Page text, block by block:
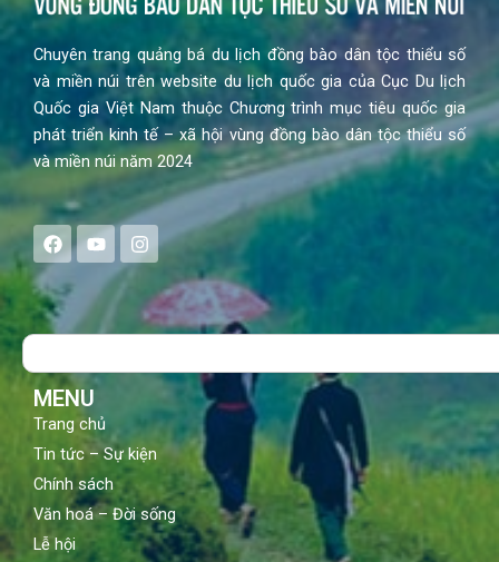
Chuyên trang quảng bá du lịch đồng bào dân tộc thiểu số
và miền núi trên website du lịch quốc gia của Cục Du lịch
Quốc gia Việt Nam thuộc Chương trình mục tiêu quốc gia
phát triển kinh tế – xã hội vùng đồng bào dân tộc thiểu số
và miền núi năm 2024
F
a
e
b
o
Y
o
t
u
b
I
n
s
a
g
Search
MENU
Trang chủ
Tin tức – Sự kiện
Chính sách
Văn hoá – Đời sống
Lễ hội